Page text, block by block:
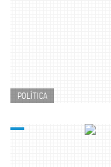
POLÍTICA